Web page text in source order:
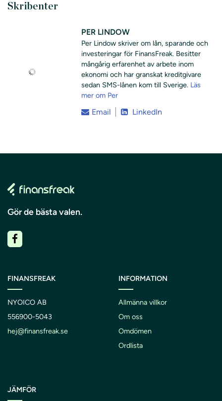
Skribenter
PER LINDOW
Per Lindow skriver om lån, sparande och
investeringar för FinansFreak. Besitter
mångårig erfarenhet av arbete inom
ekonomi och har granskat kreditgivare
sedan SMS-lånen kom till Sverige. Läs
mer om Per
Email LinkedIn
Gör de bästa valen.
FINANSFREAK
NYOICO AB
556900-5043
hej@finansfreak.se
INFORMATION
Allmänna villkor
Om oss
Omdömen
Ordlista
JÄMFÖR